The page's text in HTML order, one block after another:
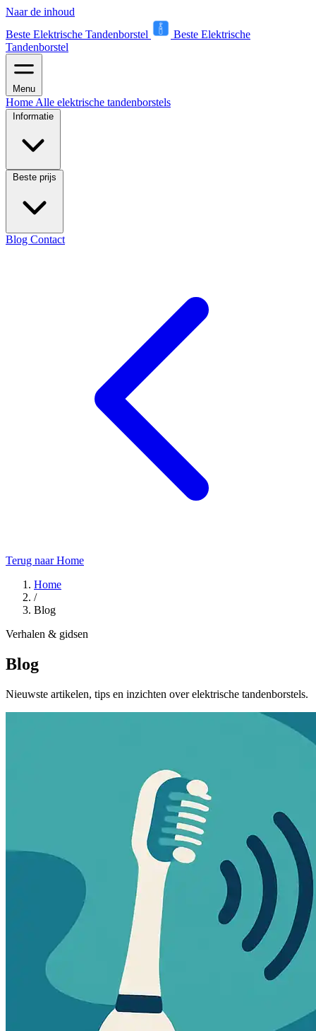
Naar de inhoud
Beste Elektrische Tandenborstel
Beste Elektrische
Tandenborstel
Menu
Home Alle elektrische tandenborstels
Informatie
Beste prijs
Blog Contact
Terug naar Home
Home
/
Blog
Verhalen & gidsen
Blog
Nieuwste artikelen, tips en inzichten over elektrische tandenborstels.